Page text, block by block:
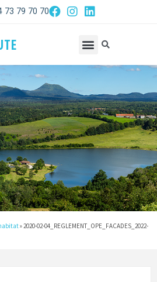
73 79 70 70
TE
»2020-02-04_REGLEMENT_OPE_FACADES_2022-